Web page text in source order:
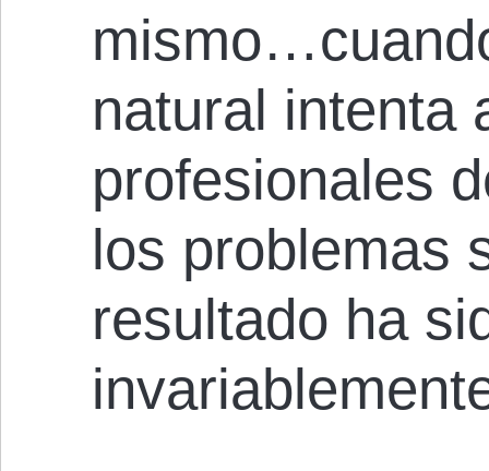
natural intenta
profesionales
los problemas
resultado ha